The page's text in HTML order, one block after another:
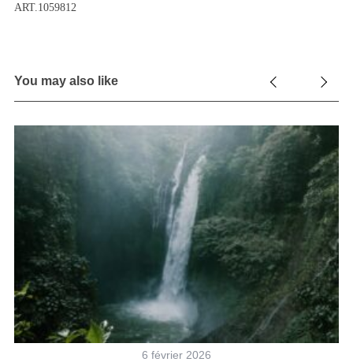
ART.1059812
You may also like
6 février 2026